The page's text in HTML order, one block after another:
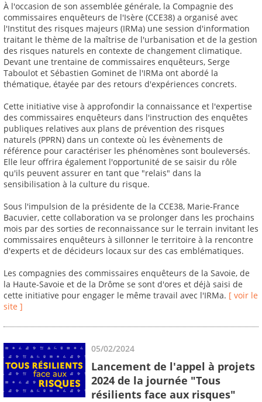
À l'occasion de son assemblée générale, la Compagnie des
commissaires enquêteurs de l'Isère (CCE38) a organisé avec
l'Institut des risques majeurs (IRMa) une session d'information
traitant le thème de la maîtrise de l'urbanisation et de la gestion
des risques naturels en contexte de changement climatique.
Devant une trentaine de commissaires enquêteurs, Serge
Taboulot et Sébastien Gominet de l'IRMa ont abordé la
thématique, étayée par des retours d'expériences concrets.
Cette initiative vise à approfondir la connaissance et l'expertise
des commissaires enquêteurs dans l'instruction des enquêtes
publiques relatives aux plans de prévention des risques
naturels (PPRN) dans un contexte où les évènements de
référence pour caractériser les phénomènes sont bouleversés.
Elle leur offrira également l'opportunité de se saisir du rôle
qu'ils peuvent assurer en tant que "relais" dans la
sensibilisation à la culture du risque.
Sous l'impulsion de la présidente de la CCE38, Marie-France
Bacuvier, cette collaboration va se prolonger dans les prochains
mois par des sorties de reconnaissance sur le terrain invitant les
commissaires enquêteurs à sillonner le territoire à la rencontre
d'experts et de décideurs locaux sur des cas emblématiques.
Les compagnies des commissaires enquêteurs de la Savoie, de
la Haute-Savoie et de la Drôme se sont d'ores et déjà saisi de
cette initiative pour engager le même travail avec l'IRMa. [ voir le
site ]
05/02/2024
Lancement de l'appel à projets
2024 de la journée "Tous
résilients face aux risques"